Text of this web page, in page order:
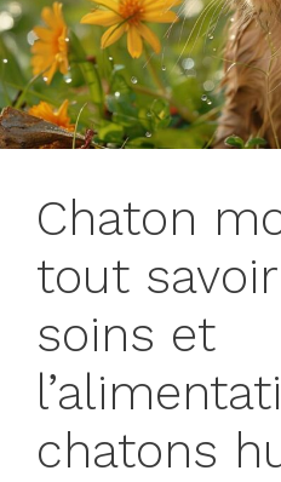
Chaton
tout
soins et
chatons